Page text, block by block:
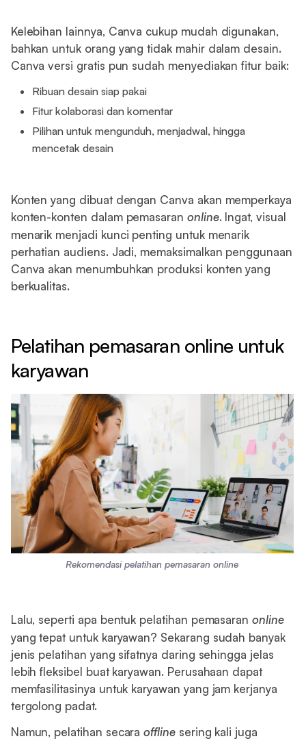
Kelebihan lainnya, Canva cukup mudah digunakan,
bahkan untuk orang yang tidak mahir dalam desain.
Canva versi gratis pun sudah menyediakan fitur baik:
Ribuan desain siap pakai
Fitur kolaborasi dan komentar
Pilihan untuk mengunduh, menjadwal, hingga
mencetak desain
Konten yang dibuat dengan Canva akan memperkaya
konten-konten dalam pemasaran online. Ingat, visual
menarik menjadi kunci penting untuk menarik
perhatian audiens. Jadi, memaksimalkan penggunaan
Canva akan menumbuhkan produksi konten yang
berkualitas.
Pelatihan pemasaran online untuk
karyawan
Rekomendasi pelatihan pemasaran online
Lalu, seperti apa bentuk pelatihan pemasaranonline
yang tepat untuk karyawan? Sekarang sudah banyak
jenis pelatihan yang sifatnya daring sehingga jelas
lebih fleksibel buat karyawan. Perusahaan dapat
memfasilitasinya untuk karyawan yang jam kerjanya
tergolong padat.
Namun, pelatihan secaraofflinesering kali juga